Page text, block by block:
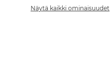
beginning
of
Näytä kaikki ominaisuudet